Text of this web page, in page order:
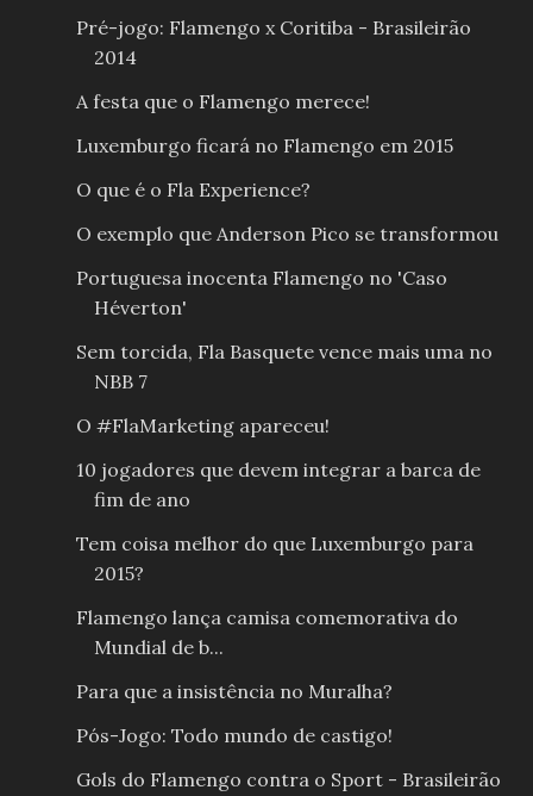
Pré-jogo: Flamengo x Coritiba - Brasileirão
2014
A festa que o Flamengo merece!
Luxemburgo ficará no Flamengo em 2015
O que é o Fla Experience?
O exemplo que Anderson Pico se transformou
Portuguesa inocenta Flamengo no 'Caso
Héverton'
Sem torcida, Fla Basquete vence mais uma no
NBB 7
O #FlaMarketing apareceu!
10 jogadores que devem integrar a barca de
fim de ano
Tem coisa melhor do que Luxemburgo para
2015?
Flamengo lança camisa comemorativa do
Mundial de b...
Para que a insistência no Muralha?
Pós-Jogo: Todo mundo de castigo!
Gols do Flamengo contra o Sport - Brasileirão